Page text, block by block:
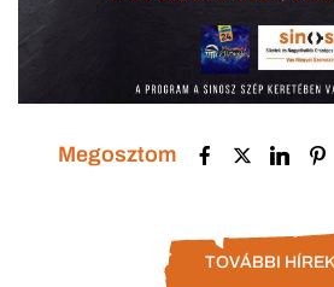
Megosztom
TOVÁBBI HÍREK